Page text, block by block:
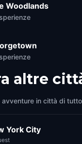
Woodlands
altre
avventure in città di
York City